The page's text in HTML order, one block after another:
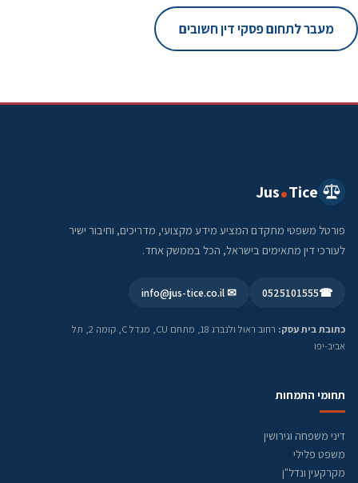
מעבר לתחום פסקי דין חשובים
Jus Tice
פורטל משפטי מתקדם המציע מידע מקצועי, מדריכים, וחיבור ישיר
לעורכי דין מתאימים בישראל, הכל בממשק אחד.
☎
0525101555
✉ info@jus-tice.co.il
כתובת בית עסק:
רחוב ראול ולנברג 18, מתחם CU, מגדל C, קומה 2, תל
אביב-יפו
תחומי התמחות
דיני משפחה וגירושין
משפט פלילי
מקרקעין ונדל"ן